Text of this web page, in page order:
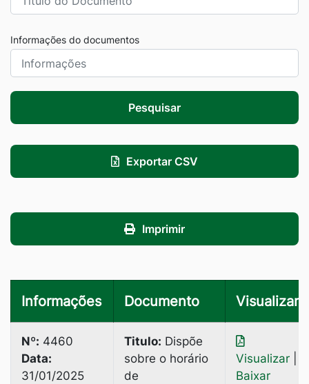
Informações do documentos
Pesquisar
Exportar CSV
Imprimir
Informações Documento Visualizar
Nº: 4460
Data:
31/01/2025
Titulo: Dispõe
sobre о horário
de
Visualizar
Baixar